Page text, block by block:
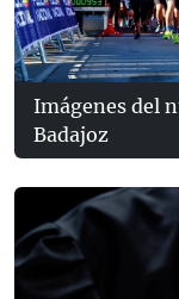
Imágenes del
Badajoz